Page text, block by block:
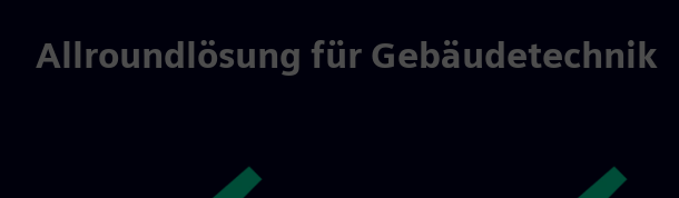
Allroundlösung für Gebäudetechnik